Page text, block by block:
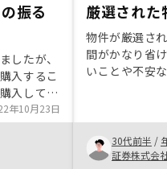
振る
したが、
入するこ
入してい
た。つみ
には興
を不動産
年10月23日
厳選された
物件が厳選さ
間がかなり省
いことや不安
シンプルで初
かったです
30代前半 /
証券株式会